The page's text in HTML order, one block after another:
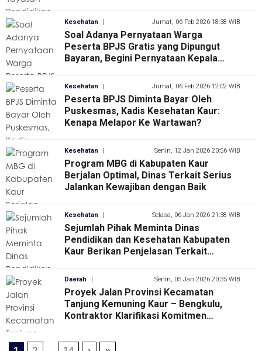
Kesehatan | Jumat, 06 Feb 2026 18:38 WIB
Soal Adanya Pernyataan Warga
Peserta BPJS Gratis yang Dipungut
Bayaran, Begini Pernyataan Kepala
Kesehatan | Jumat, 06 Feb 2026 12:02 WIB
Peserta BPJS Diminta Bayar Oleh
Puskesmas, Kadis Kesehatan Kaur:
Kenapa Melapor Ke Wartawan?
Kesehatan | Senin, 12 Jan 2026 20:56 WIB
Program MBG di Kabupaten Kaur
Berjalan Optimal, Dinas Terkait Serius
Jalankan Kewajiban dengan Baik
Kesehatan | Selasa, 06 Jan 2026 21:38 WIB
Sejumlah Pihak Meminta Dinas
Pendidikan dan Kesehatan Kabupaten
Kaur Berikan Penjelasan Terkait
Program MBG Sejak 2025
Daerah | Senin, 05 Jan 2026 20:35 WIB
Proyek Jalan Provinsi Kecamatan
Tanjung Kemuning Kaur – Bengkulu,
Kontraktor Klarifikasi Komitmen